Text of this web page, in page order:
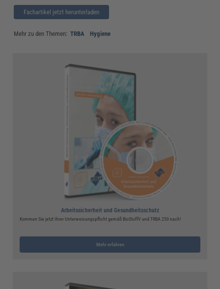
Fachartikel jetzt herunterladen
Mehr zu den Themen: TRBA Hygiene
Arbeitssicherheit und Gesundheitsschutz
Kommen Sie jetzt Ihrer Unterweisungspflicht gemäß BioStoffV und TRBA 250 nach!
Mehr erfahren